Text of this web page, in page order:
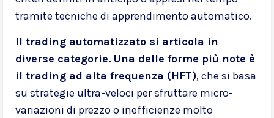
tramite tecniche di apprendimento automatico.
Il trading automatizzato si articola in
diverse categorie. Una delle forme più note è
il trading ad alta frequenza (HFT), che si basa
su strategie ultra-veloci per sfruttare micro-
variazioni di prezzo o inefficienze molto